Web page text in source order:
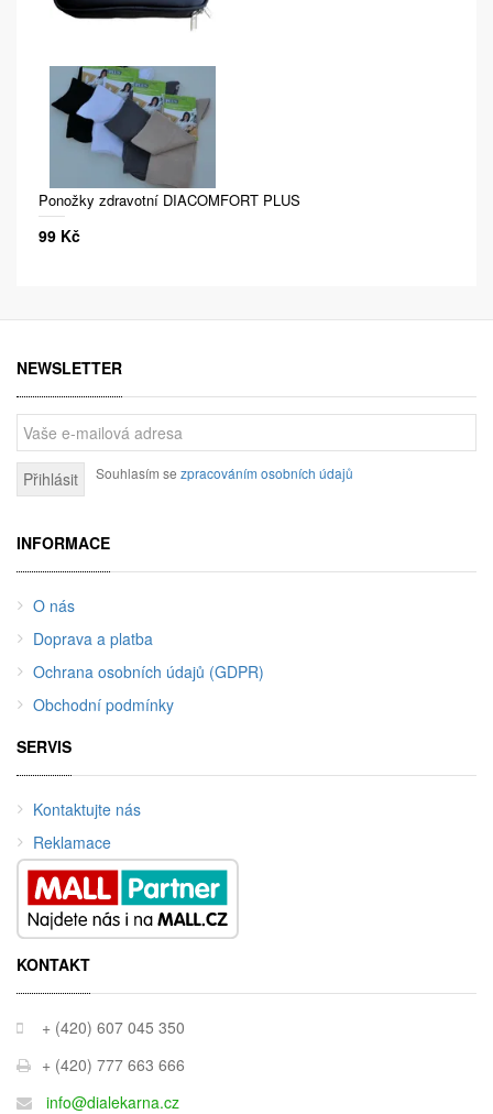
Ponožky zdravotní DIACOMFORT PLUS
99 Kč
NEWSLETTER
Přihlásit Souhlasím se zpracováním osobních údajů
INFORMACE
O nás
Doprava a platba
Ochrana osobních údajů (GDPR)
Obchodní podmínky
SERVIS
Kontaktujte nás
Reklamace
KONTAKT
+ (420) 607 045 350
+ (420) 777 663 666
info@dialekarna.cz